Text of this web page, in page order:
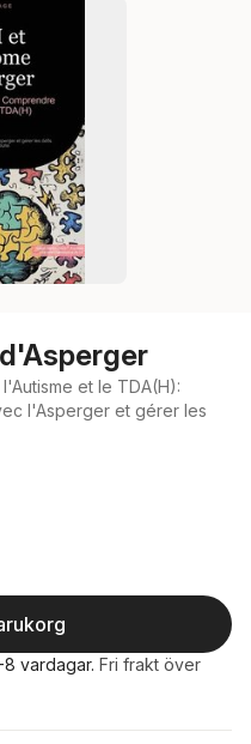
et le TDA(H):
l'Asperger et gérer les
8 vardagar. Fri frakt över